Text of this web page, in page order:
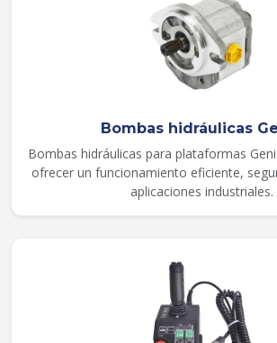
Bombas hidráulicas
Bombas hidráulicas para plataformas
ofrecer un funcionamiento eficiente,
aplicaciones industriales.